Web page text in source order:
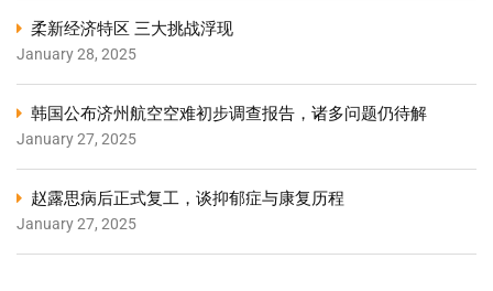
柔新经济特区 三大挑战浮现
January 28, 2025
韩国公布济州航空空难初步调查报告，诸多问题仍待解
January 27, 2025
赵露思病后正式复工，谈抑郁症与康复历程
January 27, 2025